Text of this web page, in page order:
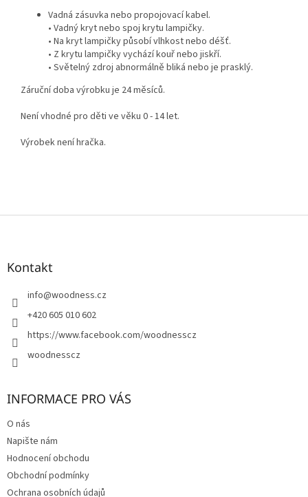
Vadná zásuvka nebo propojovací kabel.
• Vadný kryt nebo spoj krytu lampičky.
• Na kryt lampičky působí vlhkost nebo déšť.
• Z krytu lampičky vychází kouř nebo jiskří.
• Světelný zdroj abnormálně bliká nebo je prasklý.
Záruční doba výrobku je 24 měsíců.
Není vhodné pro děti ve věku 0 - 14 let.
Výrobek není hračka.
Z
Kontakt
info@woodness.cz
+420 605 010 602
https://www.facebook.com/woodnesscz
woodnesscz
INFORMACE PRO VÁS
O nás
Napište nám
Hodnocení obchodu
Obchodní podmínky
Ochrana osobních údajů